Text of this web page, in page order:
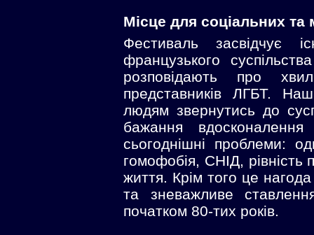
Місце для соціальних та
Фестиваль засвідчує
французького
розповідають про
представників ЛГБТ.
людям звернутись до
бажання
сьогоднішні проблеми:
гомофобія, СНІД,
життя. Крім того це
та зневажливе
початком 80-тих років.